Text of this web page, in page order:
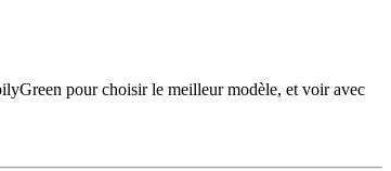
pour choisir le meilleur modèle, et voir avec